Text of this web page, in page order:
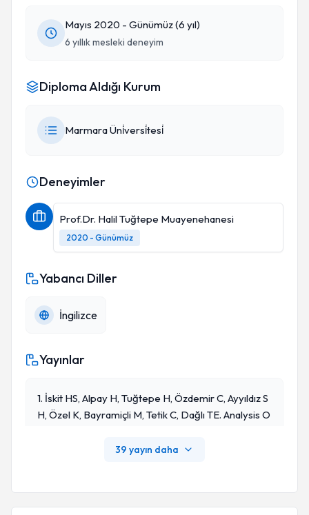
Mayıs 2020 - Günümüz (6 yıl)
6 yıllık mesleki deneyim
Diploma Aldığı Kurum
Marmara Üni̇versi̇tesi̇
Deneyimler
Prof.Dr. Halil Tuğtepe Muayenehanesi
2020 - Günümüz
Yabancı Diller
İngilizce
Yayınlar
1. İskit HS, Alpay H, Tuğtepe H, Özdemir C, Ayyıldız S
H, Özel K, Bayramiçli M, Tetik C, Dağlı TE. Analysis O
Turkey Earthquake. J Pediatr Surg, 36,
39 yayın daha